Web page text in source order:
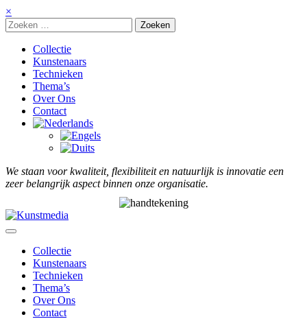
Meteen
naar
de
inhoud
×
Collectie
Kunstenaars
Technieken
Thema’s
Over Ons
Contact
We staan voor kwaliteit, flexibiliteit en natuurlijk is innovatie een
zeer belangrijk aspect binnen onze organisatie.
Collectie
Kunstenaars
Technieken
Thema’s
Over Ons
Contact